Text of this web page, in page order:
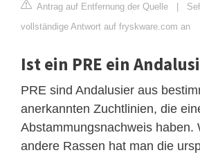
Antrag auf Entfernung der Quelle |
vollständige Antwort auf fryskware.com an
Ist ein PRE ein
PRE sind Andalusier aus
anerkannten Zuchtlinien, die
Abstammungsnachweis haben.
andere Rassen hat man die